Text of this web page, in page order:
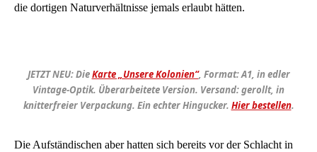
die dortigen Naturverhältnisse jemals erlaubt hätten.
JETZT NEU: DieKarte „Unsere Kolonien“, Format: A1, in edler
Vintage-Optik. Überarbeitete Version. Versand: gerollt, in
knitterfreier Verpackung. Ein echter Hingucker. Hier bestellen.
Die Aufständischen aber hatten sich bereits vor der Schlacht in